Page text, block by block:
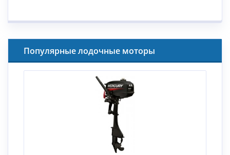
Популярные лодочные моторы